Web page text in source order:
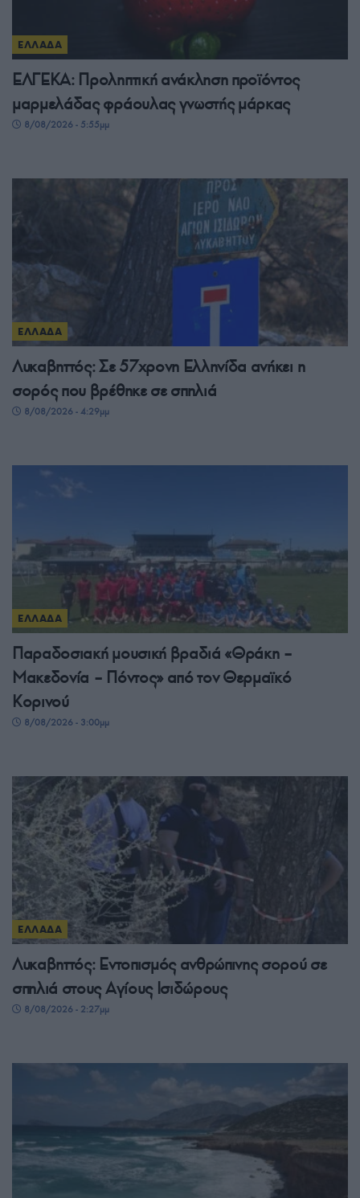
ΕΛΛΑΔΑ
ΕΛΓΕΚΑ: Προληπτική ανάκληση προϊόντος
μαρμελάδας φράουλας γνωστής μάρκας
8/08/2026 - 5:55μμ
ΕΛΛΑΔΑ
Λυκαβηττός: Σε 57χρονη Ελληνίδα ανήκει η
σορός που βρέθηκε σε σπηλιά
8/08/2026 - 4:29μμ
ΕΛΛΑΔΑ
Παραδοσιακή μουσική βραδιά «Θράκη –
Μακεδονία – Πόντος» από τον Θερμαϊκό
Κορινού
8/08/2026 - 3:00μμ
ΕΛΛΑΔΑ
Λυκαβηττός: Εντοπισμός ανθρώπινης σορού σε
σπηλιά στους Αγίους Ισιδώρους
8/08/2026 - 2:27μμ